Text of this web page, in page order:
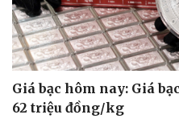
Giá bạc hôm nay: Giá
62 triệu đồng/kg